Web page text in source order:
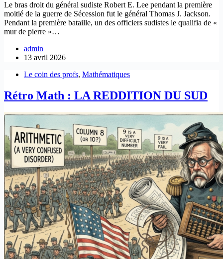
Le bras droit du général sudiste Robert E. Lee pendant la première
moitié de la guerre de Sécession fut le général Thomas J. Jackson.
Pendant la première bataille, un des officiers sudistes le qualifia de «
mur de pierre »…
admin
13 avril 2026
Le coin des profs, Mathématiques
Rétro Math : LA REDDITION DU SUD